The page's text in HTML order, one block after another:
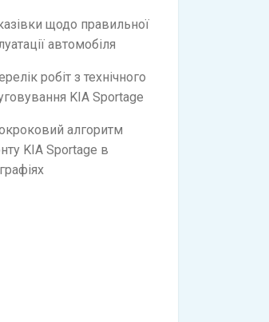
щодо правильної
автомобіля
робіт з технічного
KIA Sportage
алгоритм
KIA Sportage в